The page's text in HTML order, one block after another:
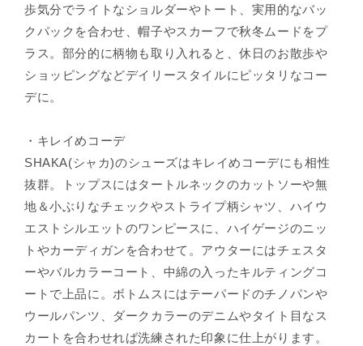
歩気分でライトなショルダーやトート、実用的なバッ
クパックを合わせ、帽子やスカーフで秋冬ムードをプ
ラス。部分的に柄物も取り入れると、休日のお散歩や
ショッピングなどデイリースタイルにピッタリなコー
デに。
・キレイめコーデ
SHAKA(シャカ)のシューズはキレイめコーデにも相性
抜群。トップスにはタートルネックのカットソーや無
地＆小ぶりなチェックやストライプ柄シャツ、ハイウ
エストシルエットのワンピースに、ハイゲージのニッ
トやカーディガンを合わせて。アウターにはチェスタ
ーやバルカラーコート、中綿の入ったキルティングコ
ートで上品に。ボトムスにはテーパードのチノパンや
ウールパンツ、ダークカラーのデニムやタイト目なス
カートを合わせれば洗練された印象に仕上がります。